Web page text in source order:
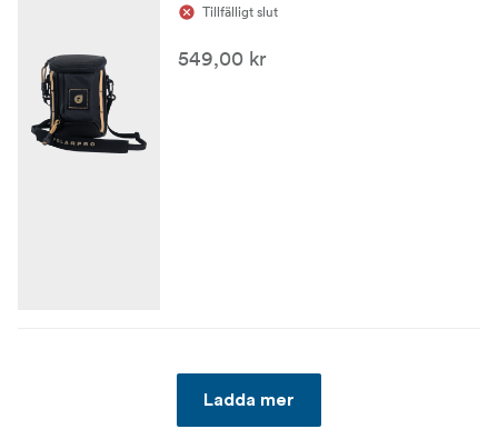
Tillfälligt slut
549,00 kr
Ladda mer